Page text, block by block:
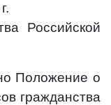
Российской
Положение о
гражданства